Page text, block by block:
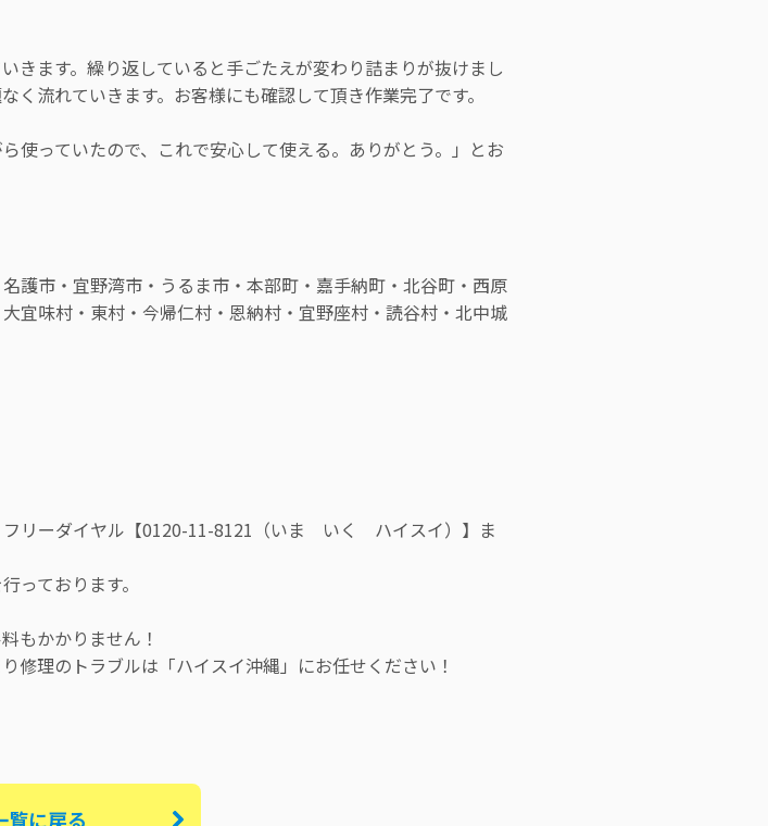
きます。繰り返していると手ごたえが変わり詰まりが抜けまし
流れていきます。お客様にも確認して頂き作業完了です。
使っていたので、これで安心して使える。ありがとう。」とお
護市・宜野湾市・うるま市・本部町・嘉手納町・北谷町・西原
宜味村・東村・今帰仁村・恩納村・宜野座村・読谷村・北中城
フリーダイヤル【0120-11-8121（いま いく ハイスイ）】ま
っております。
もかかりません！
修理のトラブルは「ハイスイ沖縄」にお任せください！
覧に戻る